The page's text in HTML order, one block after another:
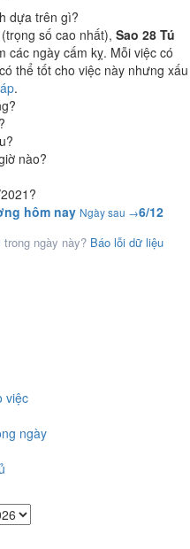
dựa trên gì?
(trọng số cao nhất), Sao 28 Tú
các ngày cấm kỵ. Mỗi việc có
thể tốt cho việc này nhưng xấu
.
nào?
hôm nay Ngày sau →6/12
ngày này? Báo lỗi dữ liệu
việc
ngày